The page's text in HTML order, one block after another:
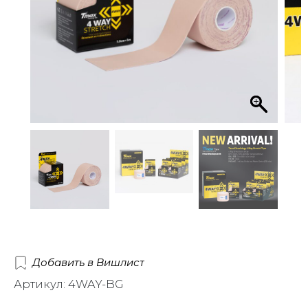
Добавить в Вишлист
Артикул: 4WAY-BG